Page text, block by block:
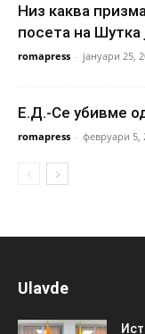
Низ каква
посета на Шутка
romapress - јануари 25,
Е.Д.-Се убивме
romapress - февруари 5,
Ulavde